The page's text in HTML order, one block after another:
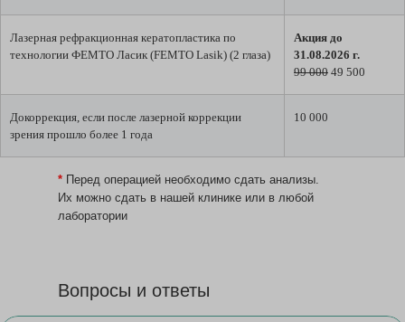
Лазерная рефракционная кератопластика по
технологии ФЕМТО Ласик (FEMTO Lasik) (2 глаза)
Акция до
31.08.2026 г.
99 000 49 500
Докоррекция, если после лазерной коррекции
зрения прошло более 1 года
10 000
* Перед операцией необходимо сдать анализы.
Их можно сдать в нашей клинике или в любой
лаборатории
Вопросы и ответы